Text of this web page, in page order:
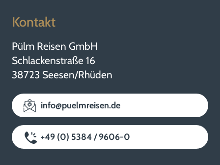
Kontakt
Pülm Reisen GmbH
Schlackenstraße 16
38723 Seesen/Rhüden
info@puelmreisen.de
+49 (0) 5384 / 9606-0